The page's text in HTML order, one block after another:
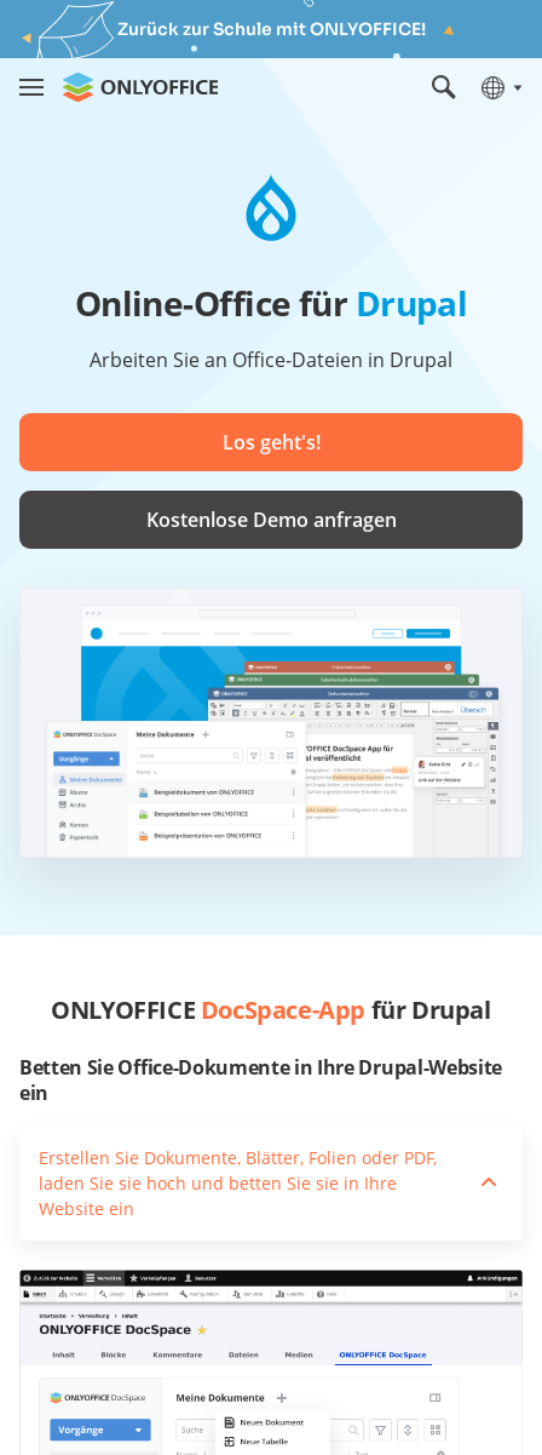
Zurück zur Schule mit ONLYOFFICE!
Online-Office für Drupal
Arbeiten Sie an Office-Dateien in Drupal
Los geht's!
Kostenlose Demo anfragen
ONLYOFFICE DocSpace-App für Drupal
Betten Sie Office-Dokumente in Ihre Drupal-Website
ein
Erstellen Sie Dokumente, Blätter, Folien oder PDF,
laden Sie sie hoch und betten Sie sie in Ihre
Website ein